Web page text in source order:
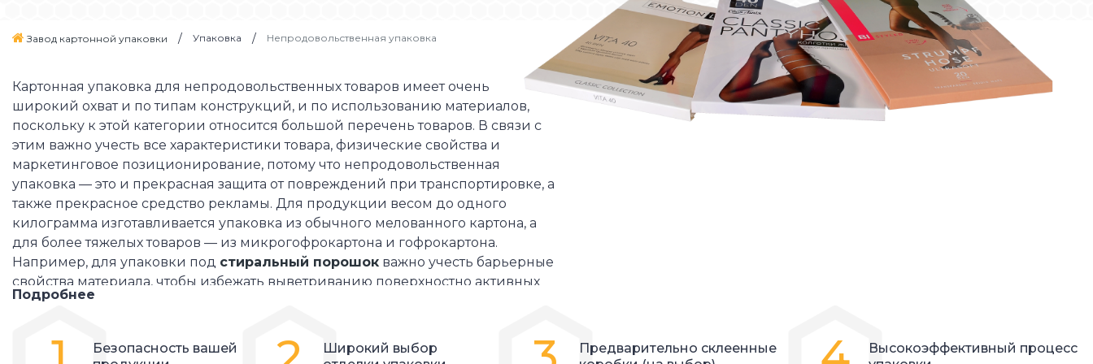
Упаковка для таблеток
Вклейка пластиковых окошек
Индивидуальный промокод
Высечка
Фальце-склейка
Поддон
Пенал
Завод картонной упаковки Упаковка Непродовольственная упаковка
Картонная упаковка для непродовольственных товаров имеет очень
широкий охват и по типам конструкций, и по использованию материалов,
поскольку к этой категории относится большой перечень товаров. В связи с
этим важно учесть все характеристики товара, физические свойства и
маркетинговое позиционирование, потому что непродовольственная
упаковка — это и прекрасная защита от повреждений при транспортировке, а
также прекрасное средство рекламы. Для продукции весом до одного
килограмма изготавливается упаковка из обычного мелованного картона, а
для более тяжелых товаров — из микрогофрокартона и гофрокартона.
Например, для упаковки под стиральный порошок важно учесть барьерные
свойства материала, чтобы избежать выветриванию поверхностно активных
веществ, что сказывается на дальнейшем качестве продукта. Для упаковки
компонентов, которые идут в одном комплекте, для этого важно
предусмотреть ложемент во внутрь коробки, в который будут вкладываться
Подробнее
Безопасность вашей
Широкий выбор
Предварительно склеенные
Высокоэффективный процесс